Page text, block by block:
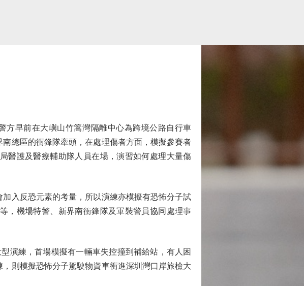
早前在大嶼山竹篙灣隔離中心為跨境公路自行車
總區的衝鋒隊牽頭，在處理傷者方面，模擬參賽者
醫護及醫療輔助隊人員在場，演習如何處理大量傷
反恐元素的考量，所以演練亦模擬有恐怖分子試
，機場特警、新界南衝鋒隊及軍裝警員協同處理事
練，首場模擬有一輛車失控撞到補給站，有人困
則模擬恐怖分子駕駛物資車衝進深圳灣口岸旅檢大